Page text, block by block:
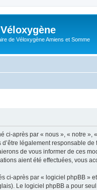
de Véloxygène Amiens et Somme
ci-après par « nous », « notre
légalement responsable
de vous informer de ces
aient été effectuées, vous
ci-après par « logiciel phpBB »
Le logiciel phpBB a pour